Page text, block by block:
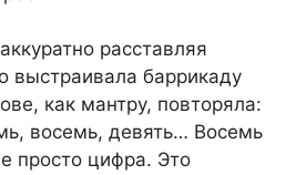
расставляя
выстраивала баррикаду
как мантру, повторяла:
восемь, девять… Восемь
просто цифра. Это